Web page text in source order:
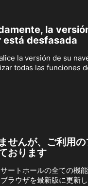
la
está desfasada
la versión de su
todas las funciones
せんが、ご利用
おります
ートホールの全ての機
ラウザを最新版に更新